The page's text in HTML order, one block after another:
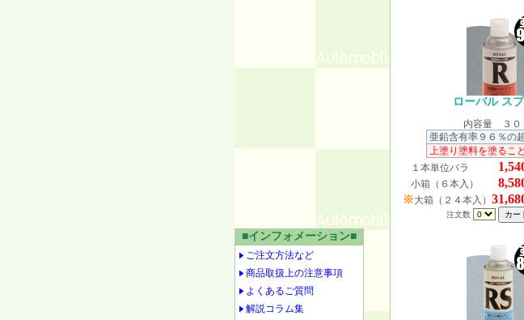
ローバル ス
内容量 ３０
亜鉛含有率９６％の
上塗り塗料を塗るこ
１本単位バラ
小箱（６本入）
※大箱（２４本入）
注文数
■インフォメーション■
ご注文方法など
商品取扱上の注意事項
よくあるご質問
解説コラム集